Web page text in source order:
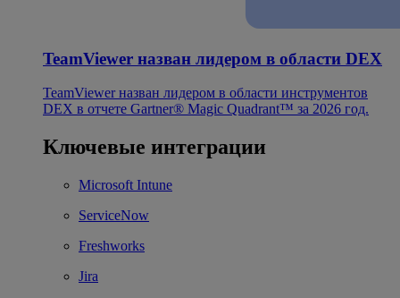
TeamViewer назван лидером в области DEX
TeamViewer назван лидером в области инструментов
DEX в отчете Gartner® Magic Quadrant™ за 2026 год.
Ключевые интеграции
Microsoft Intune
ServiceNow
Freshworks
Jira